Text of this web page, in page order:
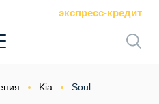
экспресс-кредит
Kia Soul